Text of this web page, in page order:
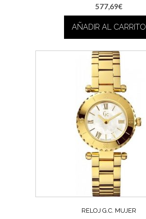
577,69€
AÑADIR AL CARRITO
RELOJ G.C. MUJER